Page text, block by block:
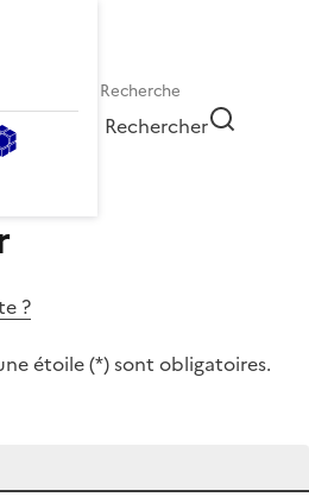
Rechercher
?
étoile (*) sont obligatoires.